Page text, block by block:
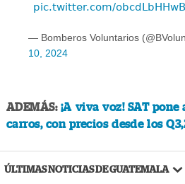
pic.twitter.com/obcdLbHHwB
— Bomberos Voluntarios
10, 2024
ADEMÁS: ¡A viva voz! SAT
carros, con precios desde los
ÚLTIMAS NOTICIAS DE GUATEMALA